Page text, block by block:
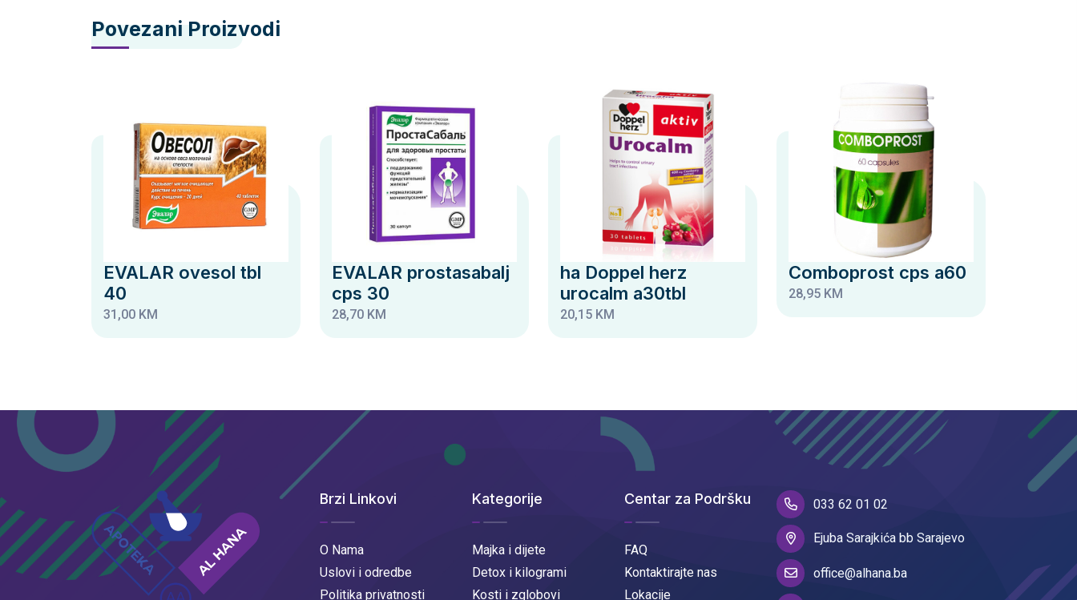
Povezani Proizvodi
EVALAR ovesol tbl
40
31,00 KM
EVALAR prostasabalj
cps 30
28,70 KM
ha Doppel herz
urocalm a30tbl
20,15 KM
Comboprost cps a60
28,95 KM
Brzi Linkovi
O Nama
Uslovi i odredbe
Politika privatnosti
Kategorije
Majka i dijete
Detox i kilogrami
Kosti i zglobovi
Centar za Podršku
FAQ
Kontaktirajte nas
Lokacije
033 62 01 02
Ejuba Sarajkića bb Sarajevo
office@alhana.ba